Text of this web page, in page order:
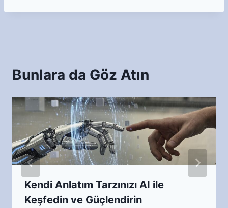
Bunlara da Göz Atın
Kendi Anlatım Tarzınızı AI ile
Keşfedin ve Güçlendirin